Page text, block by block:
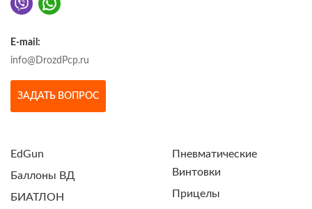
E-mail:
info@DrozdPcp.ru
ЗАДАТЬ ВОПРОС
EdGun
Баллоны ВД
БИАТЛОН
Пневматические
Винтовки
Прицелы